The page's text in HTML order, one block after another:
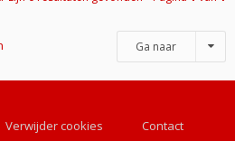
Ga naar
Verwijder cookies Contact